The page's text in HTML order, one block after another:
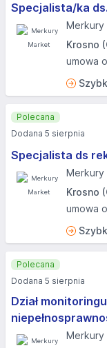
Specjalista/ka
Merkury
Krosno
umowa
Specjalista ds
Merkury
Krosno
umowa
Polecana
Dodana 5 sierpnia
Dział
Merkury
Polecana
Dodana 5 sierpnia